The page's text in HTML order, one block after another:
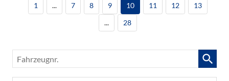
1 ... 7 8 9 10 11 12
13
...
28
Fahrzeugnr.